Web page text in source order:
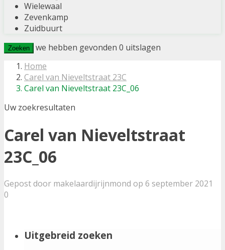
Wielewaal
Zevenkamp
Zuidbuurt
Zoeken we hebben gevonden 0 uitslagen
Home
Carel van Nieveltstraat 23C
Carel van Nieveltstraat 23C_06
Uw zoekresultaten
Carel van Nieveltstraat
23C_06
Gepost door makelaardijrijnmond op 6 september 2021
0
Uitgebreid zoeken